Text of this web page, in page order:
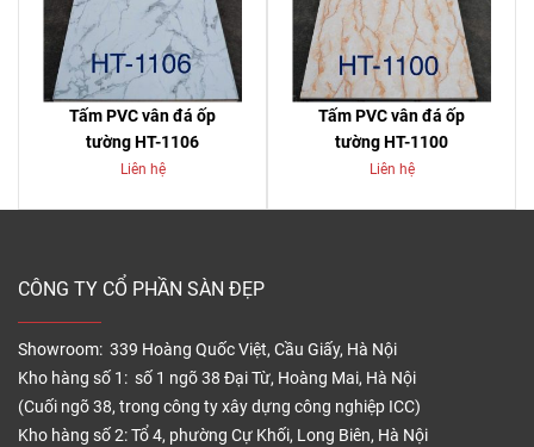
Tấm PVC vân đá ốp
tường HT-1106
Liên hệ
Tấm PVC vân đá ốp
tường HT-1100
Liên hệ
CÔNG TY CỔ PHẦN SÀN ĐẸP
Showroom: 339 Hoàng Quốc Việt, Cầu Giấy, Hà Nội
Kho hàng số 1: số 1 ngõ 38 Đại Từ, Hoàng Mai, Hà Nội
(Cuối ngõ 38, trong công ty xây dựng công nghiệp ICC)
Kho hàng số 2: Tổ 4, phường Cự Khối, Long Biên, Hà Nội